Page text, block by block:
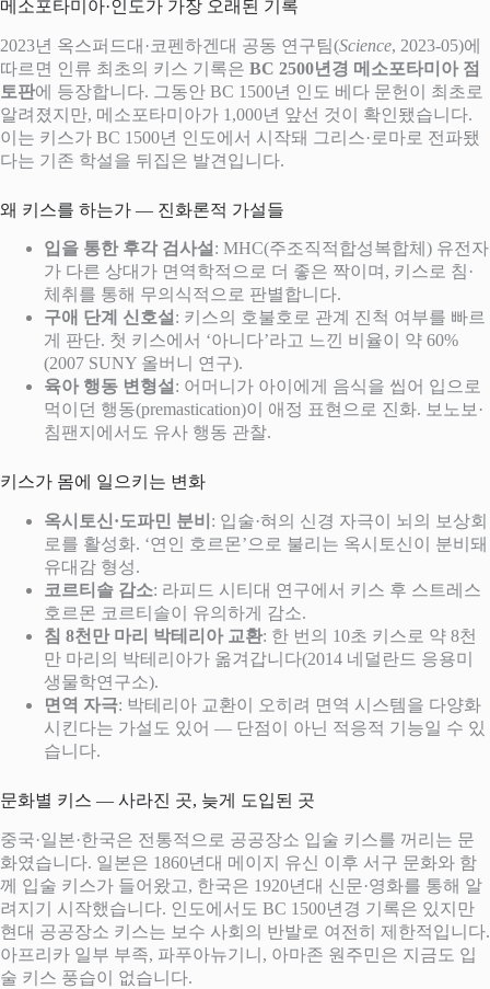
메소포타미아·인도가 가장 오래된 기록
2023년 옥스퍼드대·코펜하겐대 공동 연구팀(Science, 2023-05)에
따르면 인류 최초의 키스 기록은 BC 2500년경 메소포타미아 점
토판에 등장합니다. 그동안 BC 1500년 인도 베다 문헌이 최초로
알려졌지만, 메소포타미아가 1,000년 앞선 것이 확인됐습니다.
이는 키스가 BC 1500년 인도에서 시작돼 그리스·로마로 전파됐
다는 기존 학설을 뒤집은 발견입니다.
왜 키스를 하는가 — 진화론적 가설들
입을 통한 후각 검사설 : MHC(주조직적합성복합체) 유전자
가 다른 상대가 면역학적으로 더 좋은 짝이며, 키스로 침·
체취를 통해 무의식적으로 판별합니다.
구애 단계 신호설 : 키스의 호불호로 관계 진척 여부를 빠르
게 판단. 첫 키스에서 ‘아니다’라고 느낀 비율이 약 60%
(2007 SUNY 올버니 연구).
육아 행동 변형설 : 어머니가 아이에게 음식을 씹어 입으로
먹이던 행동(premastication)이 애정 표현으로 진화. 보노보·
침팬지에서도 유사 행동 관찰.
키스가 몸에 일으키는 변화
옥시토신·도파민 분비 : 입술·혀의 신경 자극이 뇌의 보상회
로를 활성화. ‘연인 호르몬’으로 불리는 옥시토신이 분비돼
유대감 형성.
코르티솔 감소: 라피드 시티대 연구에서 키스 후 스트레스
호르몬 코르티솔이 유의하게 감소.
침 8천만 마리 박테리아 교환: 한 번의 10초 키스로 약 8천
만 마리의 박테리아가 옮겨갑니다(2014 네덜란드 응용미
생물학연구소).
면역 자극: 박테리아 교환이 오히려 면역 시스템을 다양화
시킨다는 가설도 있어 — 단점이 아닌 적응적 기능일 수 있
습니다.
문화별 키스 — 사라진 곳, 늦게 도입된 곳
중국·일본·한국은 전통적으로 공공장소 입술 키스를 꺼리는 문
화였습니다. 일본은 1860년대 메이지 유신 이후 서구 문화와 함
께 입술 키스가 들어왔고, 한국은 1920년대 신문·영화를 통해 알
려지기 시작했습니다. 인도에서도 BC 1500년경 기록은 있지만
현대 공공장소 키스는 보수 사회의 반발로 여전히 제한적입니다.
아프리카 일부 부족, 파푸아뉴기니, 아마존 원주민은 지금도 입
술 키스 풍습이 없습니다.